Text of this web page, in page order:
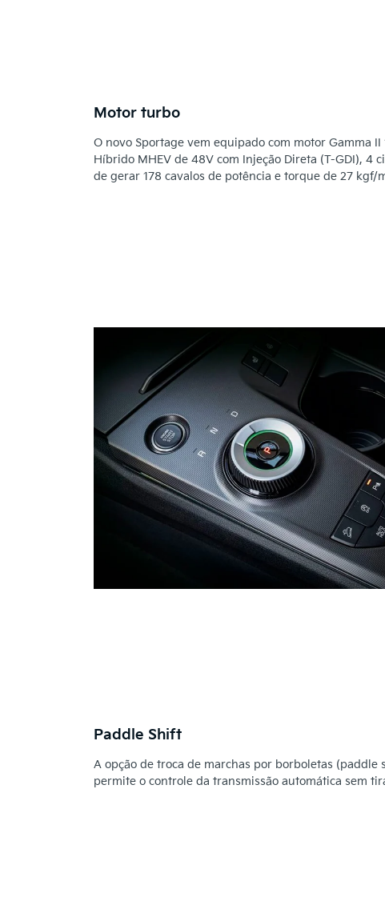
Motor turbo
O novo Sportage vem equipado com motor Gamma II
Híbrido MHEV de 48V com Injeção Direta (T-GDI), 4
de gerar 178 cavalos de potência e torque de 27 kgf/
Paddle Shift
A opção de troca de marchas por borboletas (paddle
permite o controle da transmissão automática sem